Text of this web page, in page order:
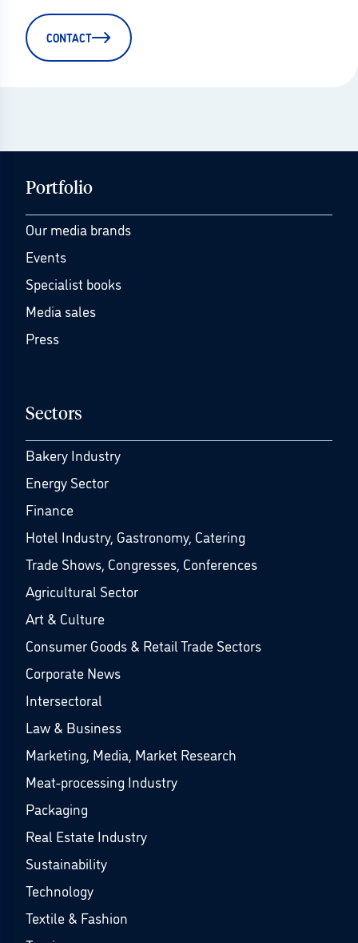
CONTACT
Portfolio
Our media brands
Events
Specialist books
Media sales
Press
Sectors
Bakery Industry
Energy Sector
Finance
Hotel Industry, Gastronomy, Catering
Trade Shows, Congresses, Conferences
Agricultural Sector
Art & Culture
Consumer Goods & Retail Trade Sectors
Corporate News
Intersectoral
Law & Business
Marketing, Media, Market Research
Meat-processing Industry
Packaging
Real Estate Industry
Sustainability
Technology
Textile & Fashion